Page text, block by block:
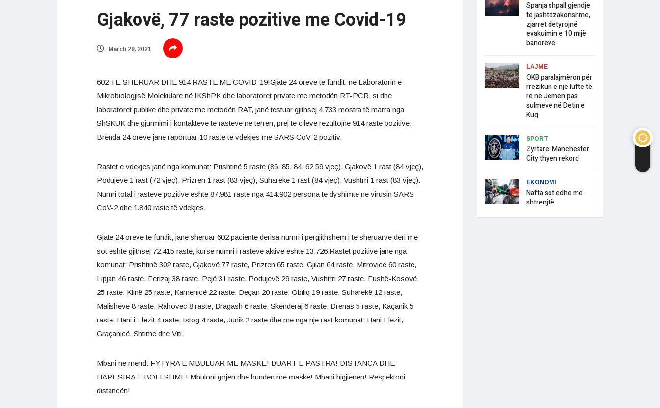
Gjakovë, 77 raste pozitive me Covid-19
March 28, 2021
602 TË SHËRUAR DHE 914 RASTE ME COVID-19!Gjatë 24 orëve të fundit, në Laboratorin e
Mikrobiologjisë Molekulare në IKShPK dhe laboratoret private me metodën RT-PCR, si dhe
laboratoret publike dhe private me metodën RAT, janë testuar gjithsej 4.733 mostra të marra nga
ShSKUK dhe gjurmimi i kontakteve të rasteve në terren, prej të cilëve rezultojnë 914 raste pozitive.
Brenda 24 orëve janë raportuar 10 raste të vdekjes me SARS CoV-2 pozitiv.
Rastet e vdekjes janë nga komunat: Prishtinë 5 raste (86, 85, 84, 62 59 vjeç), Gjakovë 1 rast (84 vjeç),
Podujevë 1 rast (72 vjeç), Prizren 1 rast (83 vjeç), Suharekë 1 rast (84 vjeç), Vushtrri 1 rast (83 vjeç).
Numri total i rasteve pozitive është 87.981 raste nga 414.902 persona të dyshimtë në virusin SARS-
CoV-2 dhe 1.840 raste të vdekjes.
Gjatë 24 orëve të fundit, janë shëruar 602 pacientë derisa numri i përgjithshëm i të shëruarve deri më
sot është gjithsej 72.415 raste, kurse numri i rasteve aktive është 13.726.Rastet pozitive janë nga
komunat: Prishtinë 302 raste, Gjakovë 77 raste, Prizren 65 raste, Gjilan 64 raste, Mitrovicë 60 raste,
Lipjan 46 raste, Ferizaj 38 raste, Pejë 31 raste, Podujevë 29 raste, Vushtrri 27 raste, Fushë-Kosovë
25 raste, Klinë 25 raste, Kamenicë 22 raste, Deçan 20 raste, Obiliq 19 raste, Suharekë 12 raste,
Malishevë 8 raste, Rahovec 8 raste, Dragash 6 raste, Skenderaj 6 raste, Drenas 5 raste, Kaçanik 5
raste, Hani i Elezit 4 raste, Istog 4 raste, Junik 2 raste dhe me nga një rast komunat: Hani Elezit,
Graçanicë, Shtime dhe Viti.
Mbani në mend: FYTYRA E MBULUAR ME MASKË! DUART E PASTRA! DISTANCA DHE
HAPËSIRA E BOLLSHME! Mbuloni gojën dhe hundën me maskë! Mbani higjienën! Respektoni
distancën!
Spanja shpall gjendje
të jashtëzakonshme,
zjarret detyrojnë
evakuimin e 10 mijë
banorëve
LAJME
OKB paralajmëron për
rrezikun e një lufte të
re në Jemen pas
sulmeve në Detin e
Kuq
SPORT
Zyrtare: Manchester
City thyen rekord
EKONOMI
Nafta sot edhe më
shtrenjtë